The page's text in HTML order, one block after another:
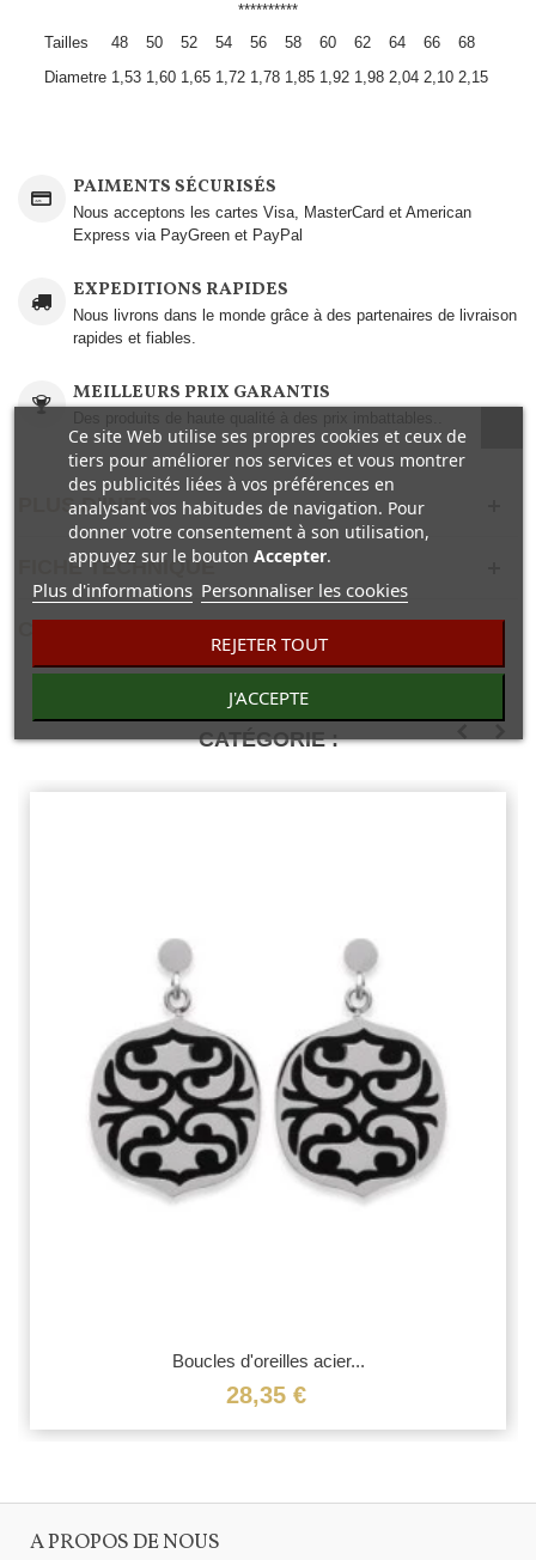
**********
Tailles
48 50 52 54 56 58 60 62 64 66
68
Diametre 1,53 1,60 1,65 1,72 1,78 1,85 1,92 1,98 2,04 2,10 2,15
PAIMENTS SÉCURISÉS
Nous acceptons les cartes Visa, MasterCard et American
Express via PayGreen et PayPal
EXPEDITIONS RAPIDES
Nous livrons dans le monde grâce à des partenaires de livraison
rapides et fiables.
MEILLEURS PRIX GARANTIS
PLUS D'INFO
FICHE TECHNIQUE
7 AUTRES PRODUITS DANS LA MÊME
CATÉGORIE :
Boucles d'oreilles acier...
28,35 €
A PROPOS DE NOUS
Ce site Web utilise ses propres cookies et ceux de
tiers pour améliorer nos services et vous montrer
des publicités liées à vos préférences en
analysant vos habitudes de navigation. Pour
donner votre consentement à son utilisation,
appuyez sur le bouton Accepter.
Plus d'informations Personnaliser les cookies
REJETER TOUT
J'ACCEPTE